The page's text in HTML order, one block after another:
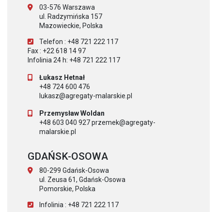
03-576 Warszawa
ul. Radzymińska 157
Mazowieckie, Polska
Telefon : +48 721 222 117
Fax : +22 618 14 97
Infolinia 24 h: +48 721 222 117
Łukasz Hetnał
+48 724 600 476
lukasz@agregaty-malarskie.pl
Przemysław Woldan
+48 603 040 927 przemek@agregaty-
malarskie.pl
GDAŃSK-OSOWA
80-299 Gdańsk-Osowa
ul. Zeusa 61, Gdańsk-Osowa
Pomorskie, Polska
Infolinia : +48 721 222 117